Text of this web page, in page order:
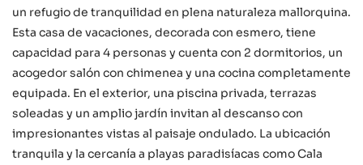
un refugio de tranquilidad en plena naturaleza mallorquina.
Esta casa de vacaciones, decorada con esmero, tiene
capacidad para 4 personas y cuenta con 2 dormitorios, un
acogedor salón con chimenea y una cocina completamente
equipada. En el exterior, una piscina privada, terrazas
soleadas y un amplio jardín invitan al descanso con
impresionantes vistas al paisaje ondulado. La ubicación
tranquila y la cercanía a playas paradisíacas como Cala